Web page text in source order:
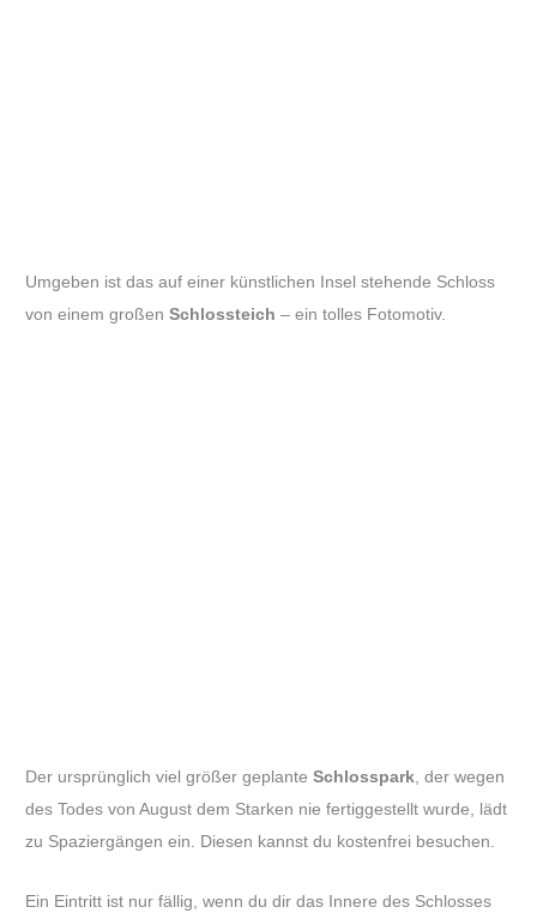
Umgeben ist das auf einer künstlichen Insel stehende Schloss
von einem großenSchlossteich – ein tolles Fotomotiv.
Der ursprünglich viel größer geplanteSchlosspark , der wegen
des Todes von August dem Starken nie fertiggestellt wurde, lädt
zu Spaziergängen ein. Diesen kannst du kostenfrei besuchen.
Ein Eintritt ist nur fällig, wenn du dir das Innere des Schlosses